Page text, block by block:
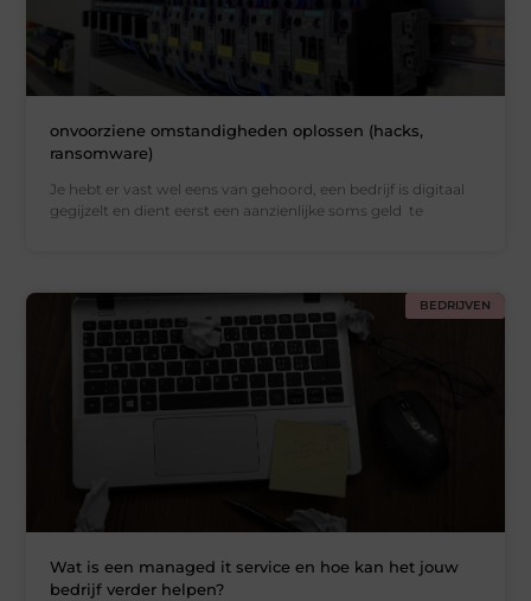
onvoorziene omstandigheden oplossen (hacks,
ransomware)
Je hebt er vast wel eens van gehoord, een bedrijf is digitaal
gegijzelt en dient eerst een aanzienlijke soms geld te
BEDRIJVEN
Wat is een managed it service en hoe kan het jouw
bedrijf verder helpen?